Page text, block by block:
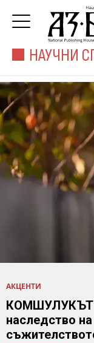
НАУЧНИ
АКЦЕНТИ
КОМШУЛУКЪТ
наследство